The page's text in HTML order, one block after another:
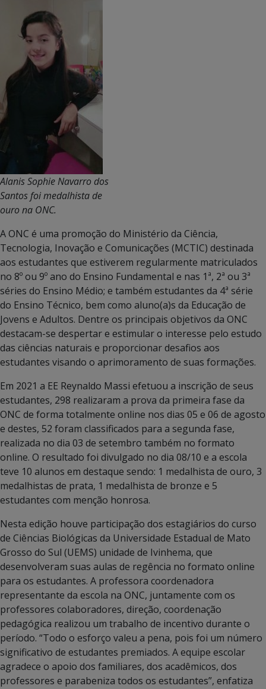
Alanis Sophie Navarro dos
Santos foi medalhista de
ouro na ONC.
A ONC é uma promoção do Ministério da Ciência,
Tecnologia, Inovação e Comunicações (MCTIC) destinada
aos estudantes que estiverem regularmente matriculados
no 8º ou 9º ano do Ensino Fundamental e nas 1ª, 2ª ou 3ª
séries do Ensino Médio; e também estudantes da 4ª série
do Ensino Técnico, bem como aluno(a)s da Educação de
Jovens e Adultos. Dentre os principais objetivos da ONC
destacam-se despertar e estimular o interesse pelo estudo
das ciências naturais e proporcionar desafios aos
estudantes visando o aprimoramento de suas formações.
Em 2021 a EE Reynaldo Massi efetuou a inscrição de seus
estudantes, 298 realizaram a prova da primeira fase da
ONC de forma totalmente online nos dias 05 e 06 de agosto
e destes, 52 foram classificados para a segunda fase,
realizada no dia 03 de setembro também no formato
online. O resultado foi divulgado no dia 08/10 e a escola
teve 10 alunos em destaque sendo: 1 medalhista de ouro, 3
medalhistas de prata, 1 medalhista de bronze e 5
estudantes com menção honrosa.
Nesta edição houve participação dos estagiários do curso
de Ciências Biológicas da Universidade Estadual de Mato
Grosso do Sul (UEMS) unidade de Ivinhema, que
desenvolveram suas aulas de regência no formato online
para os estudantes. A professora coordenadora
representante da escola na ONC, juntamente com os
professores colaboradores, direção, coordenação
pedagógica realizou um trabalho de incentivo durante o
período. “Todo o esforço valeu a pena, pois foi um número
significativo de estudantes premiados. A equipe escolar
agradece o apoio dos familiares, dos acadêmicos, dos
professores e parabeniza todos os estudantes”, enfatiza